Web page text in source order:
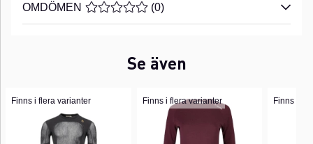
OMDÖMEN MEDELBETYG 0 AV 5 ANTAL BETYG 0
(0)
Se även
Finns i flera varianter Finns i flera varianter Finns i